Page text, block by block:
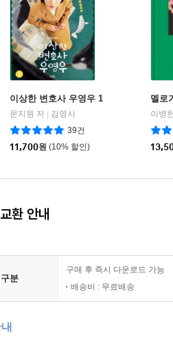
이상한 변호사 우영우 1
문지원 저 | 김영사
39건
11,700원 (10% 할인)
멜로
이병
환 안내
분
구매 후 즉시 다운로드 가능
배송비 : 무료배송